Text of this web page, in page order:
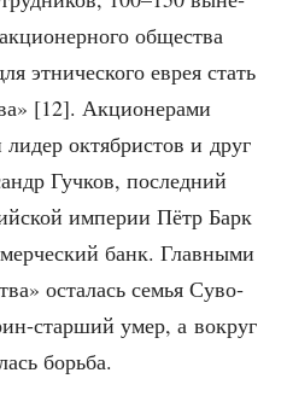
обще­ства
этни­че­ско­го еврея стать
[12]. Акци­о­не­ра­ми
октяб­ри­стов и друг
Гуч­ков, послед­ний
импе­рии Пётр Барк
банк. Глав­ны­ми
оста­лась семья Суво­
стар­ший умер, а вокруг
борьба.